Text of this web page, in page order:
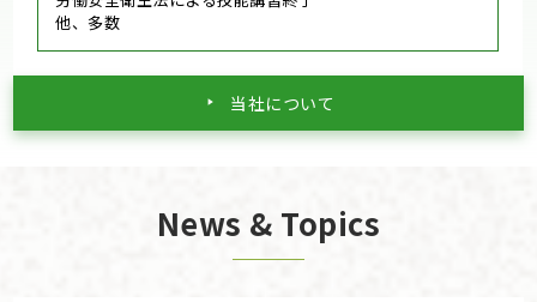
他、多数
当社について
News & Topics